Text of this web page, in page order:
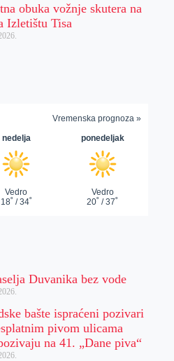
obuka vožnje skutera na
Izletištu Tisa
Duvanika bez vode
bašte ispraćeni pozivari
pivom ulicama
na 41. „Dane piva“